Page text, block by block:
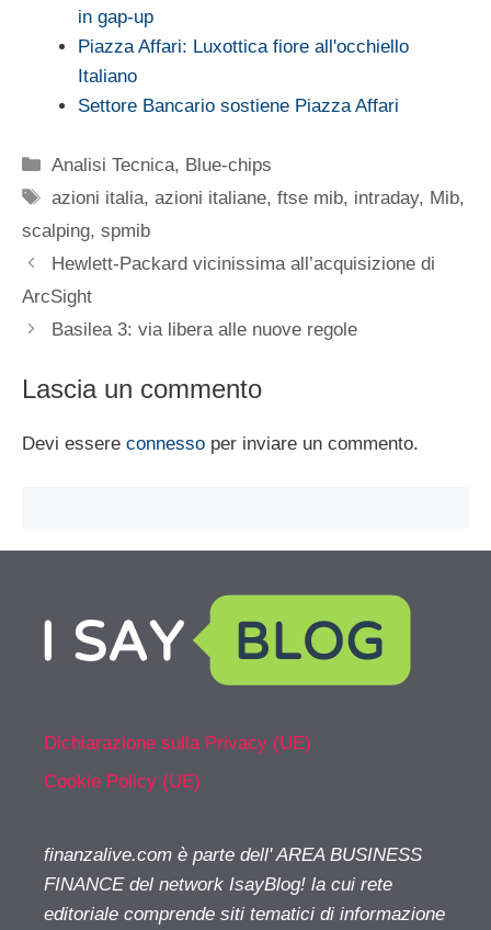
in gap-up
Piazza Affari: Luxottica fiore all'occhiello
Italiano
Settore Bancario sostiene Piazza Affari
Categorie
Analisi Tecnica, Blue-chips
Tag
azioni italia,azioni italiane,ftse mib, intraday, Mib,
scalping, spmib
Hewlett-Packard vicinissima all’acquisizione di
ArcSight
Basilea 3: via libera alle nuove regole
Lascia un commento
Devi essere connesso per inviare un commento.
Dichiarazione sulla Privacy (UE)
Cookie Policy (UE)
finanzalive.com è parte dell' AREA BUSINESS
FINANCE del network IsayBlog! la cui rete
editoriale comprende siti tematici di informazione